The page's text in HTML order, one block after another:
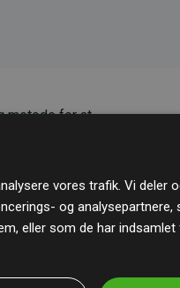
metode for at
estimerede
vores trafik. Vi deler
og analysepartnere,
eller som de har